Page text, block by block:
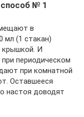
№ 1
в
мл (1 стакан)
крышкой. И
периодическом
при комнатной
Оставшееся
настоя доводят